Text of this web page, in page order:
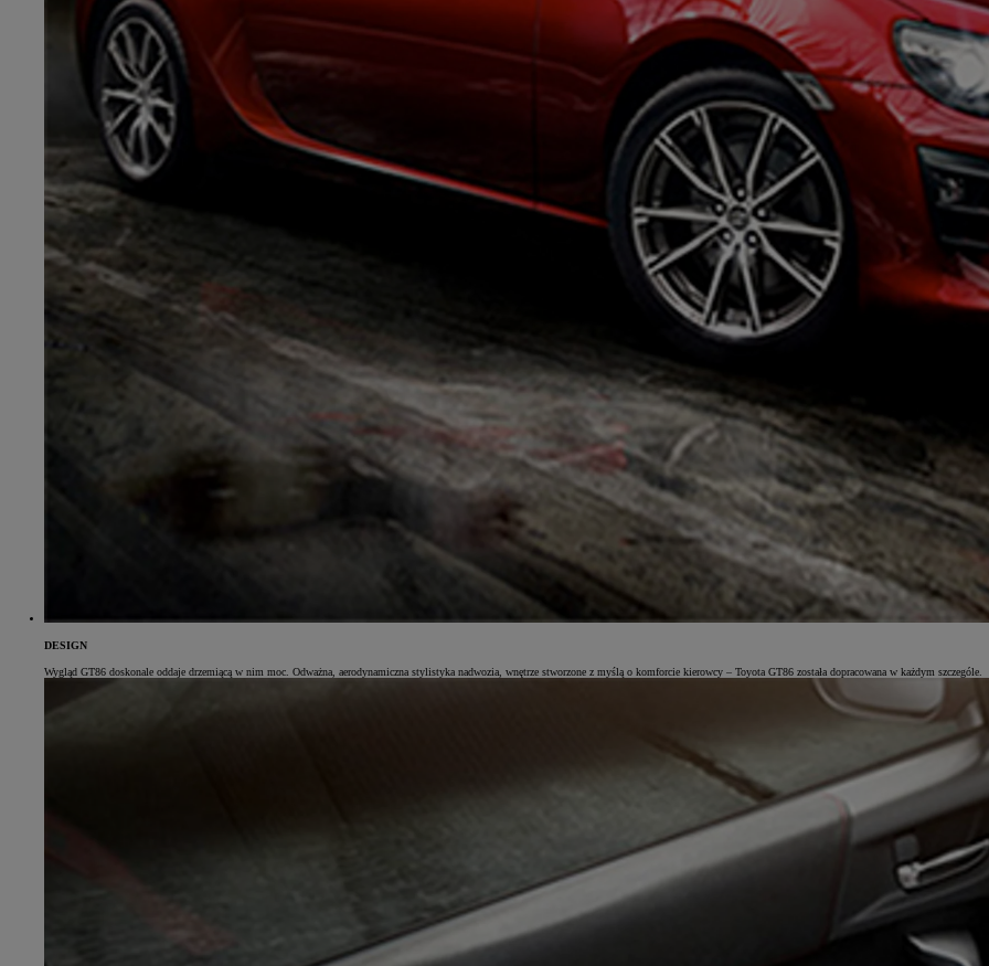
DESIGN
Wygląd GT86 doskonale oddaje drzemiącą w nim moc. Odważna, aerodynamiczna stylistyka nadwozia, wnętrze stworzone z myślą o komforcie kierowcy – Toyota GT86 została dopracowana w każdym szczególe.